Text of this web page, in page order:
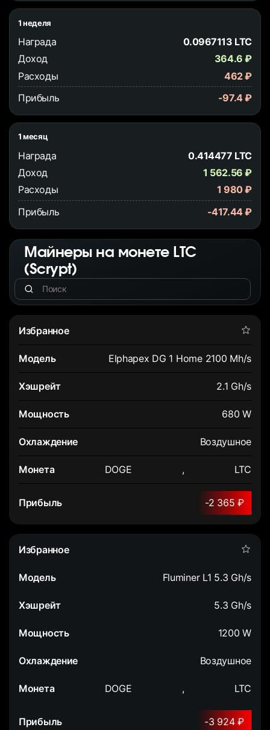
1 неделя
Награда
0.0967113 LTC
Доход
364.6 ₽
Расходы
462 ₽
Прибыль
-97.4 ₽
1 месяц
Награда
0.414477 LTC
Доход
1 562.56 ₽
Расходы
1 980 ₽
Прибыль
-417.44 ₽
Майнеры на монете LTC
(Scrypt)
Elphapex DG 1 Home 2100 Mh/s
2.1 Gh/s
680 W
Воздушное
DOGE , LTC
-2 365 ₽
Fluminer L1 5.3 Gh/s
5.3 Gh/s
1200 W
Воздушное
DOGE , LTC
-3 924 ₽